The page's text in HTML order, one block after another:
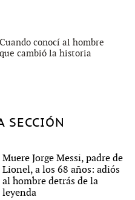
Cuando conocí al hombre
que cambió la historia
SECCIÓN
Muere Jorge Messi, padre de
Lionel, a los 68 años: adiós
al hombre detrás de la
leyenda